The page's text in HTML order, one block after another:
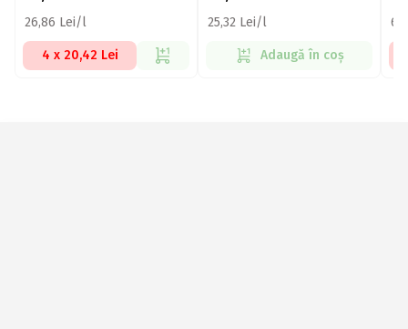
26,86 Lei/l
4 x 20,42 Lei
25,32 Lei/l
Adaugă în coș